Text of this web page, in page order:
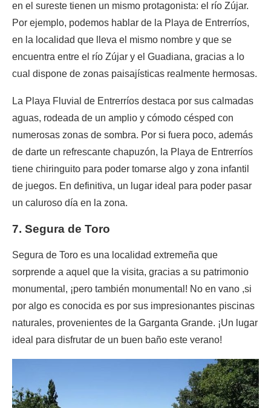
en el sureste tienen un mismo protagonista: el río Zújar.
Por ejemplo, podemos hablar de la Playa de Entrerríos,
en la localidad que lleva el mismo nombre y que se
encuentra entre el río Zújar y el Guadiana, gracias a lo
cual dispone de zonas paisajísticas realmente hermosas.
La Playa Fluvial de Entrerríos destaca por sus calmadas
aguas, rodeada de un amplio y cómodo césped con
numerosas zonas de sombra. Por si fuera poco, además
de darte un refrescante chapuzón, la Playa de Entrerríos
tiene chiringuito para poder tomarse algo y zona infantil
de juegos. En definitiva, un lugar ideal para poder pasar
un caluroso día en la zona.
7. Segura de Toro
Segura de Toro es una localidad extremeña que
sorprende a aquel que la visita, gracias a su patrimonio
monumental, ¡pero también monumental! No en vano ,si
por algo es conocida es por sus impresionantes piscinas
naturales, provenientes de la Garganta Grande. ¡Un lugar
ideal para disfrutar de un buen baño este verano!